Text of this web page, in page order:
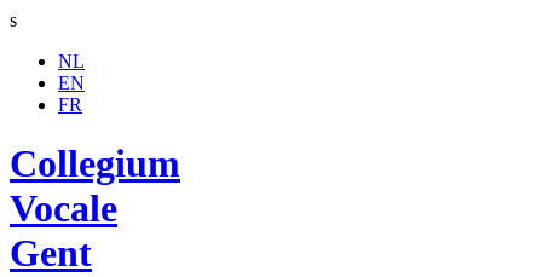
s
NL
EN
FR
Collegium
Vocale
Gent